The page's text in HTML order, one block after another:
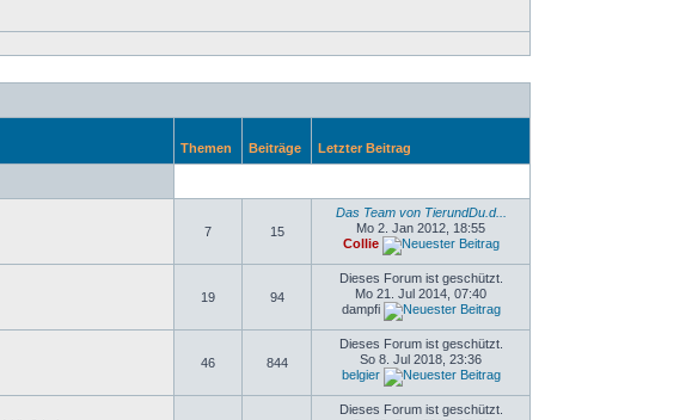
Themen Beiträge Letzter Beitrag
7 15
Das Team von TierundDu.d...
Mo 2. Jan 2012, 18:55
Collie
19 94
Dieses Forum ist geschützt.
Mo 21. Jul 2014, 07:40
dampfi
46 844
Dieses Forum ist geschützt.
So 8. Jul 2018, 23:36
belgier
Dieses Forum ist geschützt.